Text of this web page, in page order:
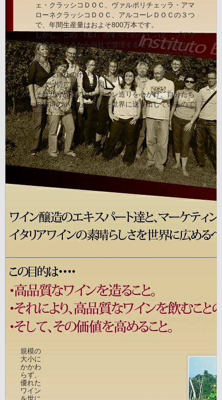
ェ・クラッシコＤＯＣ、ヴァルポリチェッラ・アマ
ローネクラッシコＤＯＣ、アルコーレＤＯＣの３つ
で、年間生産量はおよそ800万本です。
しかし、この「I.E.I」のすべてのワインは、 ブドウ
を絞るところから自社で管理するセラーで瓶詰まで
行い、ラベル貼りもされます。つまり、イタリアの
安ワインによく見られるような、バルク買いしたワ
インに自社のオリジナルラベルを張って販売するな
どは一切していません。
それだけ品質の良いワイン造りを心がけ、自分たち
の納得のいくものだけを世界に送り出しているので
す。
規模の
大小に
かかわ
らず、
優れた
ワイン